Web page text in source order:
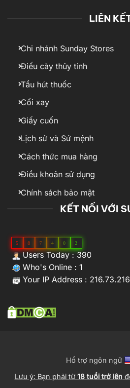
LIÊN
Chi nhánh Sunday Stores
Điếu cày thủy tinh
Tẩu hút thuốc
Cối xay
Giấy cuốn
Lịch sử và Sứ mệnh
Cách thức mua hàng
Điều khoản sử dụng
Chính sách bảo mật
KẾT NỐI VỚI
5 8 7 4 0 2
Users Today : 390
Who's Online : 1
Your IP Address :
Hổ trợ ngôn ngữ
Lưu ý: Bạn phải từ 18 tuổi trở lên